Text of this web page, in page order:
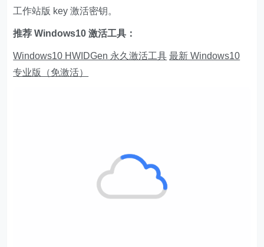
工作站版 key 激活密钥。
推荐 Windows10 激活工具：
Windows10 HWIDGen 永久激活工具 最新 Windows10
专业版（免激活）